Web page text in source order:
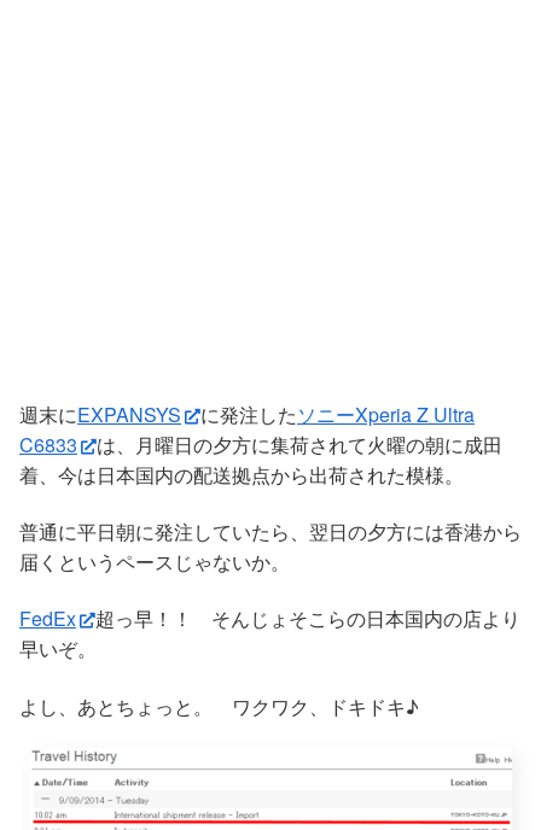
週末にEXPANSYS に発注したソニーXperia Z Ultra
C6833
は、月曜日の夕方に集荷されて火曜の朝に成田
着、今は日本国内の配送拠点から出荷された模様。
普通に平日朝に発注していたら、翌日の夕方には香港から
届くというペースじゃないか。
FedEx
超っ早！！ そんじょそこらの日本国内の店より
早いぞ。
よし、あとちょっと。 ワクワク、ドキドキ♪